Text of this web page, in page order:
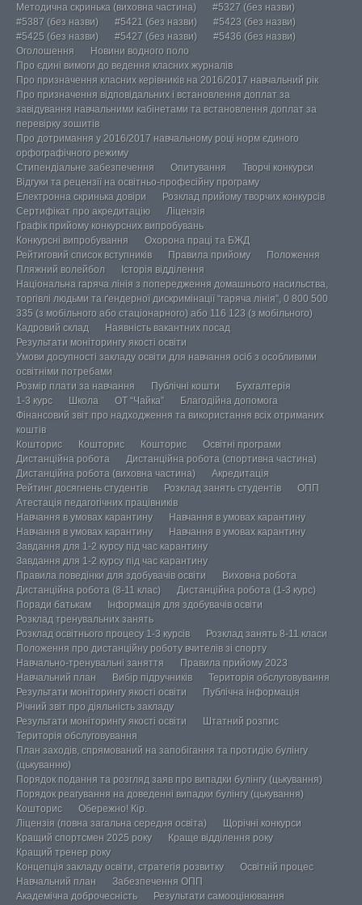
Методична скринька (виховна частина)
#5327 (без назви)
#5387 (без назви)
#5421 (без назви)
#5423 (без назви)
#5425 (без назви)
#5427 (без назви)
#5436 (без назви)
Оголошення
Новини водного поло
Про єдині вимоги до ведення класних журналів
Про призначення класних керівників на 2016/2017 навчальний рік
Про призначення відповідальних і встановлення доплат за
завідування навчальними кабінетами та встановлення доплат за
перевірку зошитів
Про дотримання у 2016/2017 навчальному році норм єдиного
орфографічного режиму
Стипендіальне забезпечення
Опитування
Творчі конкурси
Відгуки та рецензії на освітньо-професійну програму
Електронна скринька довіри
Розклад прийому творчих конкурсів
Сертифікат про акредитацію
Ліцензія
Графік прийому конкурсних випробувань
Конкурсні випробування
Охорона праці та БЖД
Рейтиговий список вступників
Правила прийому
Положення
Пляжний волейбол
Історія відділення
Національна гаряча лінія з попередження домашнього насильства,
торгівлі людьми та ґендерної дискримінації “гаряча лінія”, 0 800 500
335 (з мобільного або стаціонарного) або 116 123 (з мобільного)
Кадровий склад
Наявність вакантних посад
Результати моніторингу якості освіти
Умови досупності закладу освіти для навчання осіб з особливими
освітніми потребами
Розмір плати за навчання
Публічні кошти
Бухгалтерія
1-3 курс
Школа ОТ “Чайка”
Благодійна допомога
Фінансовий звіт про надходження та використання всіх отриманих
коштів
Кошторис
Кошторис Кошторис
Освітні програми
Дистанційна робота
Дистанційна робота (спортивна частина)
Дистанційна робота (виховна частина)
Акредитація
Рейтинг досягнень студентів
Розклад занять студентів
ОПП
Атестація педагогічних працівників
Навчання в умовах карантину
Навчання в умовах карантину
Навчання в умовах карантину
Навчання в умовах карантину
Завдання для 1-2 курсу під час карантину
Завдання для 1-2 курсу під час карантину
Правила поведінки для здобувачів освіти
Виховна робота
Дистанційна робота (8-11 клас)
Дистанційна робота (1-3 курс)
Поради батькам
Інформація для здобувачів освіти
Розклад тренувальних занять
Розклад освітнього процесу 1-3 курсів
Розклад занять 8-11 класи
Положення про дистанційну роботу вчителів зі спорту
Навчально-тренувальні заняття
Правила прийому 2023
Навчальний план
Вибір підручників
Територія обслуговування
Результати моніторингу якості освіти
Публічна інформація
Річний звіт про діяльність закладу
Результати моніторингу якості освіти
Штатний розпис
Територія обслуговування
План заходів, спрямований на запобігання та протидію булінгу
(цькуванню)
Порядок подання та розгляд заяв про випадки булінгу (цькування)
Порядок реагування на доведенні випадки булінгу (цькування)
Кошторис
Обережно! Кір.
Ліцензія (повна загальна середня освіта)
Щорічні конкурси
Кращий спортсмен 2025 року
Краще відділення року
Кращий тренер року
Концепція закладу освіти, стратегія розвитку
Освітній процес
Навчальний план
Забезпечення ОПП
Академічна доброчесність
Результати самооцінювання